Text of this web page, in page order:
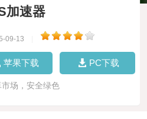
加速器
09-13
苹果下载 PC下载
市场，安全绿色